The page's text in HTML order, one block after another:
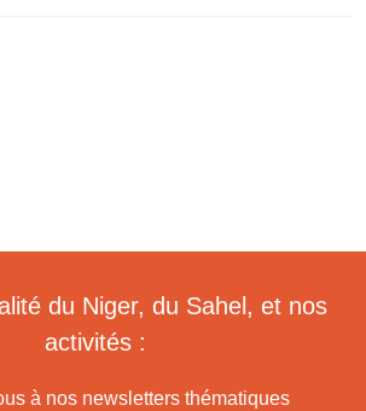
du Niger, du Sahel, et nos
activités :
à nos newsletters thématiques